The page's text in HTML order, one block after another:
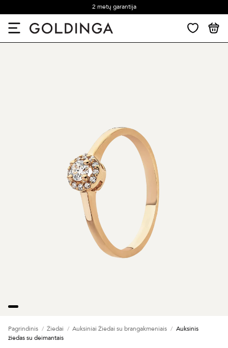
2 metų garantija
Pagrindinis Žiedai Auksiniai Žiedai su brangakmeniais
Auksinis
žiedas su deimantais